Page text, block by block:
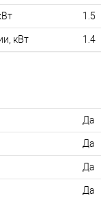
1.5
кВт 1.4
Да
Да
Да
Да